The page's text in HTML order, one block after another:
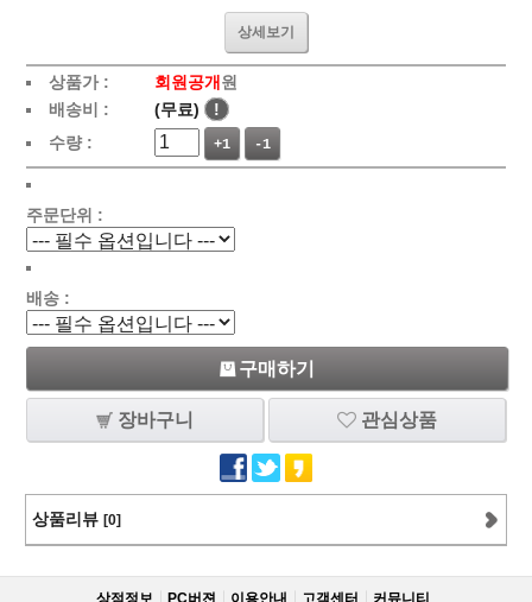
상세보기
상품가 : 회원공개 원
배송비 :
(무료)
!
수량 :
+1 -1
주문단위 :
배송 :
구매하기
장바구니 관심상품
상품리뷰 [0]
상점정보 PC버젼 이용안내 고객센터 커뮤니티